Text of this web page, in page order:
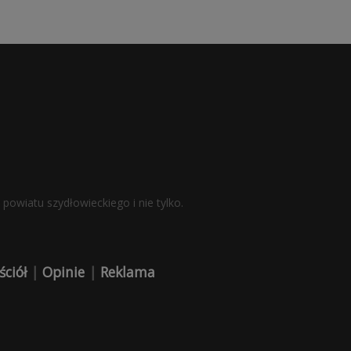
szydłowieckiego i nie tylko.
| Opinie | Reklama